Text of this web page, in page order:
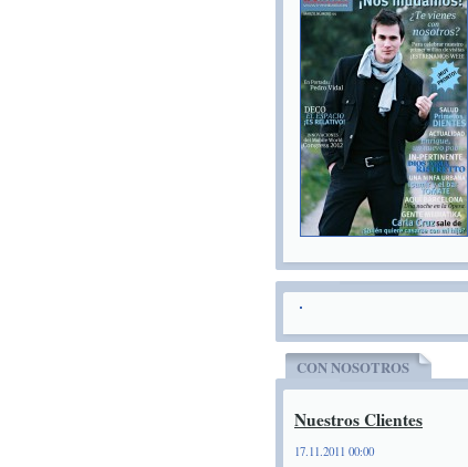
CON NOSOTROS
Nuestros Clientes
17.11.2011 00:00